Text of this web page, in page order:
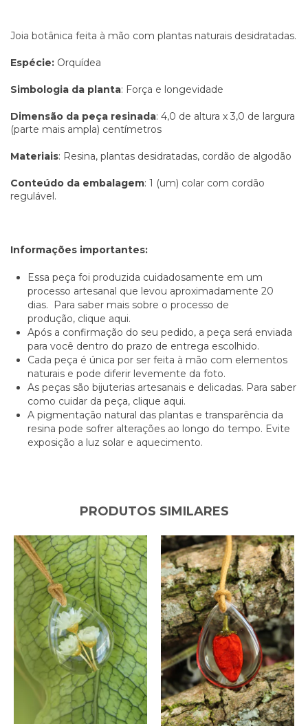
Joia botânica feita à mão com plantas naturais desidratadas.
Espécie: Orquídea
Simbologia da planta: Força e longevidade
Dimensão da peça resinada: 4,0 de altura x 3,0 de largura
(parte mais ampla) centímetros
Materiais: Resina, plantas desidratadas, cordão de algodão
Conteúdo da embalagem: 1 (um) colar com cordão
regulável.
Informações importantes:
Essa peça foi produzida cuidadosamente em um
processo artesanal que levou aproximadamente 20
dias. Para saber mais sobre o processo de
produção, clique aqui.
Após a confirmação do seu pedido, a peça será enviada
para você dentro do prazo de entrega escolhido.
Cada peça é única por ser feita à mão com elementos
naturais e pode diferir levemente da foto.
As peças são bijuterias artesanais e delicadas. Para saber
como cuidar da peça, clique aqui.
A pigmentação natural das plantas e transparência da
resina pode sofrer alterações ao longo do tempo. Evite
exposição a luz solar e aquecimento.
PRODUTOS SIMILARES